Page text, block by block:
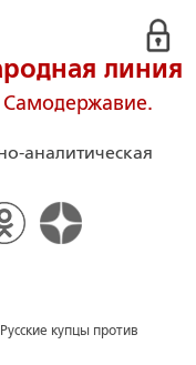
линия
Самодержавие.
аналитическая
Русские купцы против